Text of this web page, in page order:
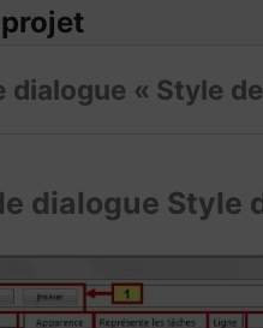
dialogue « Style
dialogue Style